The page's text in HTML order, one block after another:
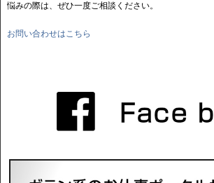
悩みの際は、ぜひ一度ご相談ください。
お問い合わせはこちら